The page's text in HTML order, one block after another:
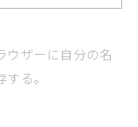
ウザーに自分の名
る。